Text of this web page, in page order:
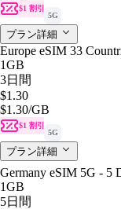
$1 割引
5G
プラン詳細
Europe eSIM 33
1GB
3日間
$1.30
$1.30/GB
$1 割引
5G
プラン詳細
Germany eSIM 5G - 5
1GB
5日間